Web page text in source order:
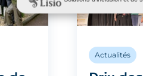
Actualités